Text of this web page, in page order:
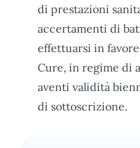
di prestazioni
accertamenti di
effettuarsi in
Cure, in regime di
aventi validità
di sottoscrizione.